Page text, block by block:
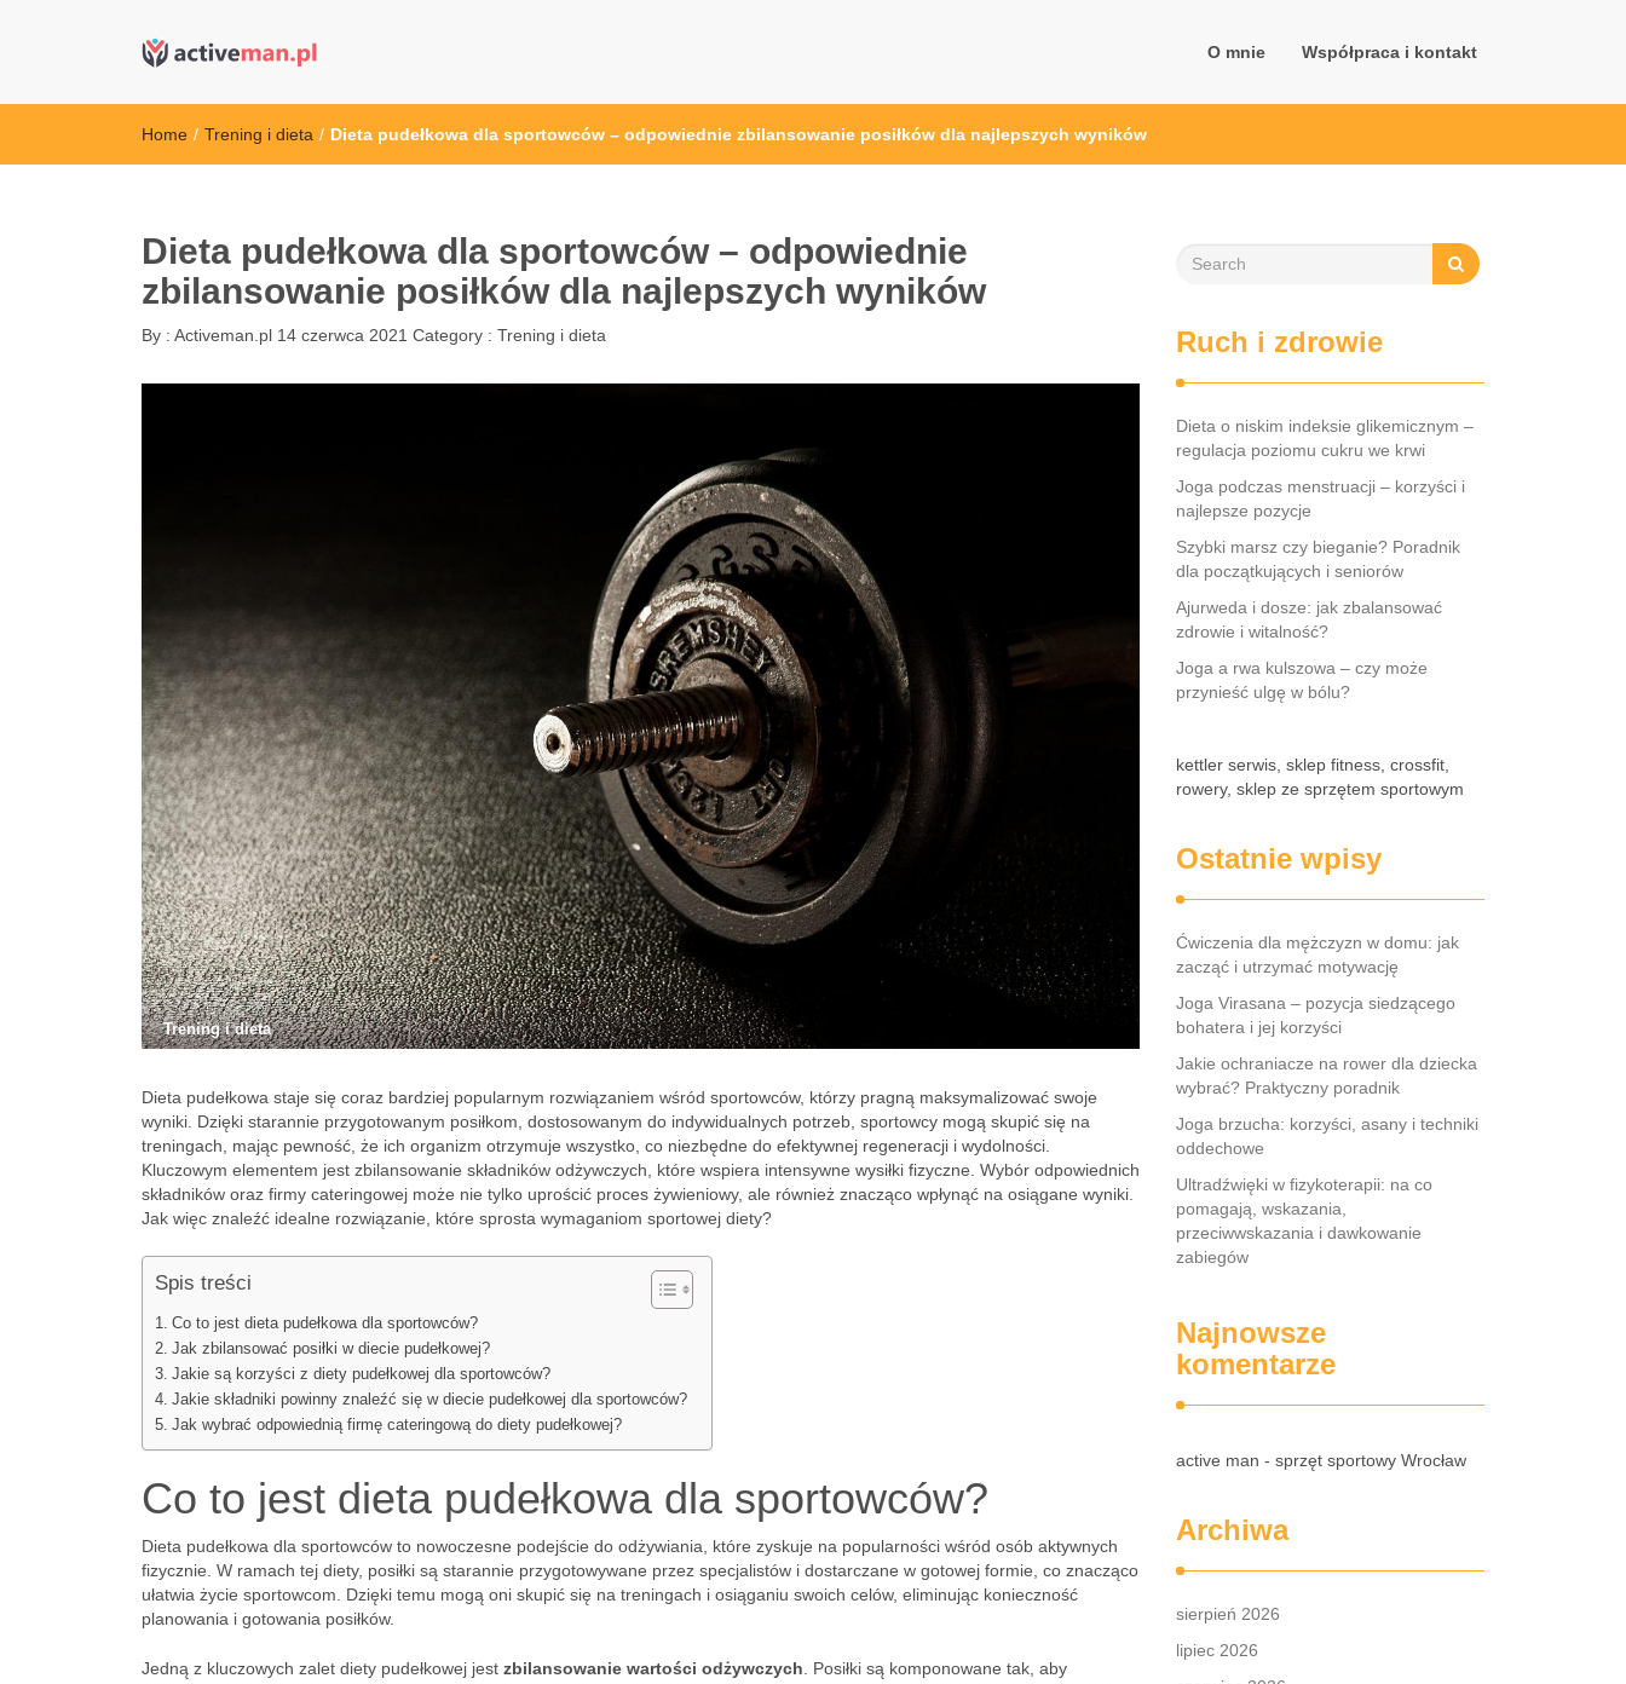
kettler serwis, sklep fitness, crossfit, rowery, sklep ze sprzętem sportowym
O mnie Współpraca i kontakt
Home / Trening i dieta / Dieta pudełkowa dla sportowców – odpowiednie zbilansowanie posiłków dla najlepszych wyników
Dieta pudełkowa dla sportowców – odpowiednie
zbilansowanie posiłków dla najlepszych wyników
By : Activeman.pl 14 czerwca 2021 Category : Trening i dieta
Trening i dieta
Dieta pudełkowa staje się coraz bardziej popularnym rozwiązaniem wśród sportowców, którzy pragną maksymalizować swoje
wyniki. Dzięki starannie przygotowanym posiłkom, dostosowanym do indywidualnych potrzeb, sportowcy mogą skupić się na
treningach, mając pewność, że ich organizm otrzymuje wszystko, co niezbędne do efektywnej regeneracji i wydolności.
Kluczowym elementem jest zbilansowanie składników odżywczych, które wspiera intensywne wysiłki fizyczne. Wybór odpowiednich
składników oraz firmy cateringowej może nie tylko uprościć proces żywieniowy, ale również znacząco wpłynąć na osiągane wyniki.
Jak więc znaleźć idealne rozwiązanie, które sprosta wymaganiom sportowej diety?
Spis treści
Co to jest dieta pudełkowa dla sportowców?
Jak zbilansować posiłki w diecie pudełkowej?
Jakie są korzyści z diety pudełkowej dla sportowców?
Jakie składniki powinny znaleźć się w diecie pudełkowej dla sportowców?
Jak wybrać odpowiednią firmę cateringową do diety pudełkowej?
Co to jest dieta pudełkowa dla sportowców?
Dieta pudełkowa dla sportowców to nowoczesne podejście do odżywiania, które zyskuje na popularności wśród osób aktywnych
fizycznie. W ramach tej diety, posiłki są starannie przygotowywane przez specjalistów i dostarczane w gotowej formie, co znacząco
ułatwia życie sportowcom. Dzięki temu mogą oni skupić się na treningach i osiąganiu swoich celów, eliminując konieczność
planowania i gotowania posiłków.
Jedną z kluczowych zalet diety pudełkowej jest zbilansowanie wartości odżywczych . Posiłki są komponowane tak, aby
Ruch i zdrowie
Dieta o niskim indeksie glikemicznym –
regulacja poziomu cukru we krwi
Joga podczas menstruacji – korzyści i
najlepsze pozycje
Szybki marsz czy bieganie? Poradnik
dla początkujących i seniorów
Ajurweda i dosze: jak zbalansować
zdrowie i witalność?
Joga a rwa kulszowa – czy może
przynieść ulgę w bólu?
kettler serwis, sklep fitness, crossfit,
rowery, sklep ze sprzętem sportowym
Ostatnie wpisy
Ćwiczenia dla mężczyzn w domu: jak
zacząć i utrzymać motywację
Joga Virasana – pozycja siedzącego
bohatera i jej korzyści
Jakie ochraniacze na rower dla dziecka
wybrać? Praktyczny poradnik
Joga brzucha: korzyści, asany i techniki
oddechowe
Ultradźwięki w fizykoterapii: na co
pomagają, wskazania,
przeciwwskazania i dawkowanie
zabiegów
Najnowsze
komentarze
active man - sprzęt sportowy Wrocław
Archiwa
sierpień 2026
lipiec 2026